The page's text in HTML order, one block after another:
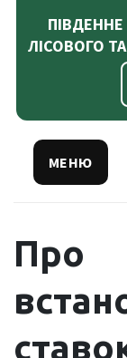
ЛІСОВОГО
МЕНЮ
Про